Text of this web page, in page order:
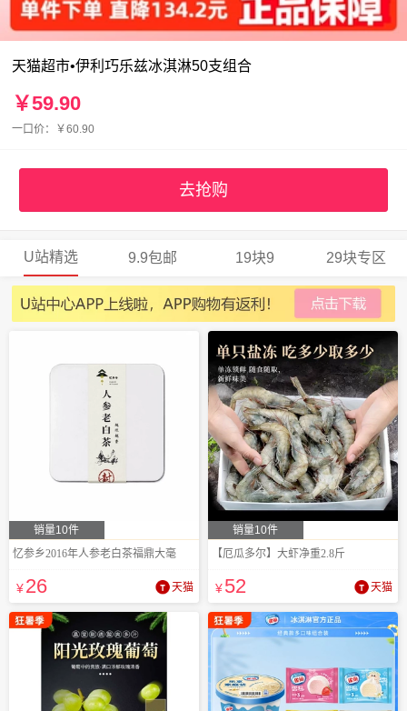
天猫超市•伊利巧乐兹冰淇淋50支组合
￥59.90
一口价：￥60.90
去抢购
U站精选 9.9包邮 19块9 29块专区
销量10件
忆参乡2016年人参老白茶福鼎大毫
¥26 天猫
销量10件
【厄瓜多尔】大虾净重2.8斤
¥52 天猫